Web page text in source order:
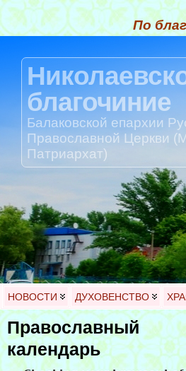
По
благочиние
Балаковской епархии
Православной Церкви
Патриархат)
НОВОСТИ ДУХОВЕНСТВО
Православный
календарь